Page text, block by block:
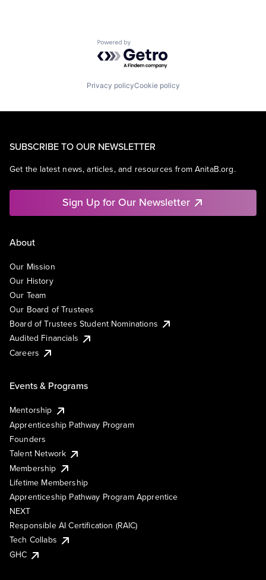
Powered by Getro.com
Privacy policyCookie policy
SUBSCRIBE TO OUR NEWSLETTER
Get the latest news, articles, and resources from AnitaB.org.
Sign Up for Our Newsletter
About
Our Mission
Our History
Our Team
Our Board of Trustees
Board of Trustees Student Nominations
Audited Financials
Careers
Events & Programs
Mentorship
Apprenticeship Pathway Program
Founders
Talent Network
Membership
Lifetime Membership
Apprenticeship Pathway Program Apprentice
NEXT
Responsible AI Certification (RAIC)
Tech Collabs
GHC